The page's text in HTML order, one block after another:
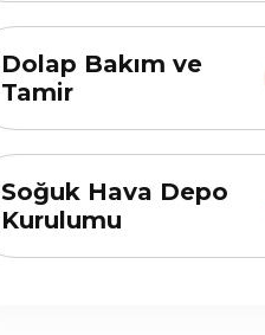
Dolap Bakım ve
Tamir
Soğuk Hava Depo
Kurulumu